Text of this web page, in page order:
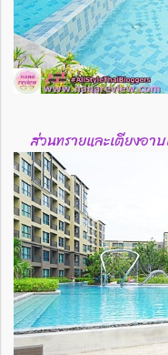
ส่วนทรายและเตียงอ